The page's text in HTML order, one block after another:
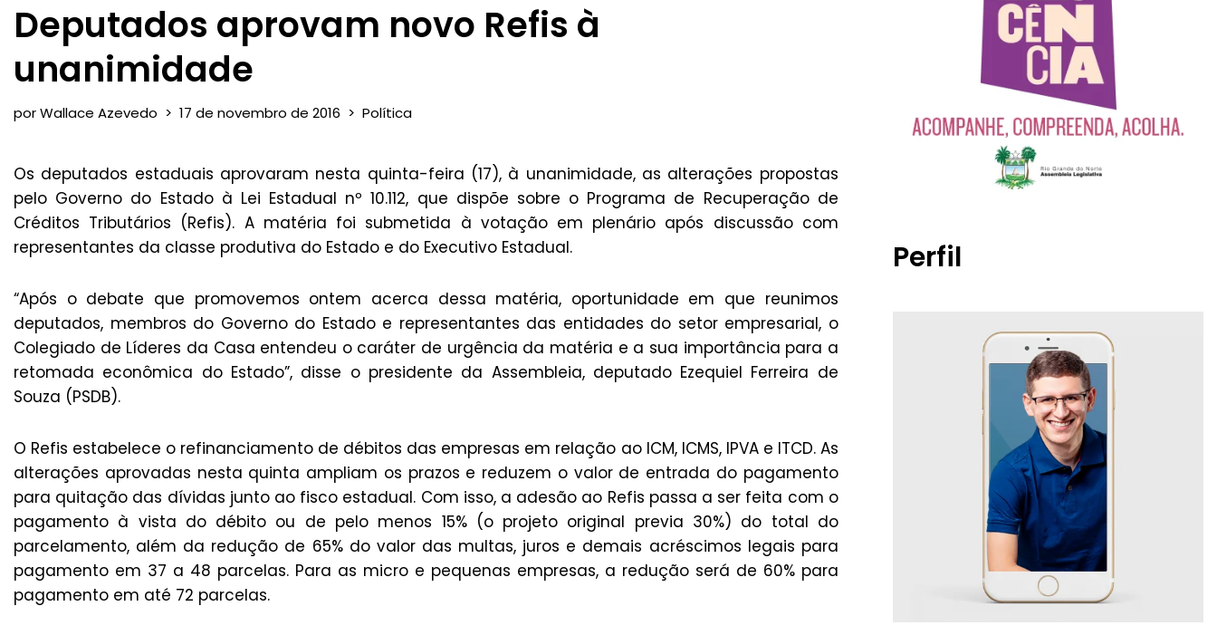
Deputados aprovam novo Refis à
unanimidade
porWallace Azevedo 17 de novembro de 2016 Política
Os deputados estaduais aprovaram nesta quinta-feira (17), à unanimidade, as alterações propostas
pelo Governo do Estado à Lei Estadual nº 10.112, que dispõe sobre o Programa de Recuperação de
Créditos Tributários (Refis). A matéria foi submetida à votação em plenário após discussão com
representantes da classe produtiva do Estado e do Executivo Estadual.
“Após o debate que promovemos ontem acerca dessa matéria, oportunidade em que reunimos
deputados, membros do Governo do Estado e representantes das entidades do setor empresarial, o
Colegiado de Líderes da Casa entendeu o caráter de urgência da matéria e a sua importância para a
retomada econômica do Estado”, disse o presidente da Assembleia, deputado Ezequiel Ferreira de
Souza (PSDB).
O Refis estabelece o refinanciamento de débitos das empresas em relação ao ICM, ICMS, IPVA e ITCD. As
alterações aprovadas nesta quinta ampliam os prazos e reduzem o valor de entrada do pagamento
para quitação das dívidas junto ao fisco estadual. Com isso, a adesão ao Refis passa a ser feita com o
pagamento à vista do débito ou de pelo menos 15% (o projeto original previa 30%) do total do
parcelamento, além da redução de 65% do valor das multas, juros e demais acréscimos legais para
pagamento em 37 a 48 parcelas. Para as micro e pequenas empresas, a redução será de 60% para
pagamento em até 72 parcelas.
Perfil